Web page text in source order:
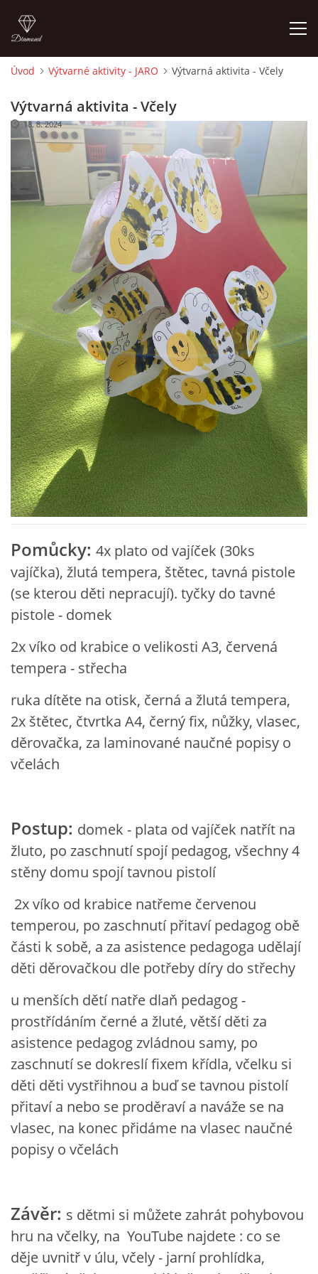
O MĚ
FOTOALBUM
DĚJINY VÝTVARNÉHO UMĚNÍ
NOVINKY ZE ŠKOLSTVÍ 2025
ROČNÍ PLÁN - INSPIRACE /DLE NOVÉHO RVP PV 2025
VZDĚLÁVACÍ BLOK ZÁŘÍ
VZDĚLÁVACÍ BLOK ŘÍJEN
VZDĚLÁVACÍ BLOK LISTOPAD
VZDĚLÁVACÍ BLOK PROSINEC
VZDĚLÁVACÍ BLOK LEDEN
VZDĚLÁVACÍ BLOK ÚNOR
VZDĚLÁVACÍ BLOK BŘEZEN
VZDĚLÁVACÍ BLOK DUBEN
VÝTVARNÉ TECHNIKY
VÝTVARNÉ POMŮCKY
VÝTVARNÉ AKTIVITY - LÉTO
VÝTVARNÉ AKTIVITY - PODZIM
VÝTVARNÉ AKTIVITY - ZIMA
CHARAKTERISTIKA ROČNÍCH OBDOBÍ
HÁDANKY K TÉMATU JARO, LÉTO, PODZIM,ZIMA
PÍSNĚ K TÉMATU JARO
BÁSNĚ K TÉMATU JARO
POHYBOVÉ AKTIVITY NA TÉMA JARO
BÁSNĚ K TÉMATU LÉTO
POHYBOVÉ AKTIVITY NA TÉMA LÉTO
Úvod Výtvarné aktivity - JARO Výtvarná aktivita - Včely
Výtvarná aktivita - Včely
18. 8. 2024
Pomůcky: 4x plato od vajíček (30ks
vajíčka), žlutá tempera, štětec, tavná pistole
(se kterou děti nepracují). tyčky do tavné
pistole - domek
2x víko od krabice o velikosti A3, červená
tempera - střecha
ruka dítěte na otisk, černá a žlutá tempera,
2x štětec, čtvrtka A4, černý fix, nůžky, vlasec,
děrovačka, za laminované naučné popisy o
včelách
Postup: domek - plata od vajíček natřít na
žluto, po zaschnutí spojí pedagog, všechny 4
stěny domu spojí tavnou pistolí
2x víko od krabice natřeme červenou
temperou, po zaschnutí přitaví pedagog obě
části k sobě, a za asistence pedagoga udělají
děti děrovačkou dle potřeby díry do střechy
u menších dětí natře dlaň pedagog -
prostřídáním černé a žluté, větší děti za
asistence pedagog zvládnou samy, po
zaschnutí se dokreslí fixem křídla, včelku si
děti děti vystřihnou a buď se tavnou pistolí
přitaví a nebo se proděraví a naváže se na
vlasec, na konec přidáme na vlasec naučné
popisy o včelách
Závěr: s dětmi si můžete zahrát pohybovou
hru na včelky, na YouTube najdete : co se
děje uvnitř v úlu, včely - jarní prohlídka,